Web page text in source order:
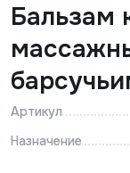
Бальзам
Артикул
Назначение